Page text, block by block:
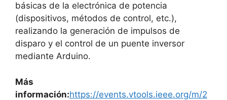
básicas de la electrónica de potencia
(dispositivos, métodos de control, etc.),
realizando la generación de impulsos de
disparo y el control de un puente inversor
mediante Arduino.
Más
información:https://events.vtools.ieee.org/m/2